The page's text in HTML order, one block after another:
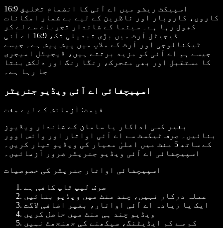
16:9 اسپیکٹ ریشو میں اے آئی کا انضمام تخلیق
کاروں، کاروبار اور ناظرین کے لیے بے شمار امکانات
کھول رہا ہے۔ سینما کے شاندار تجربات سے لے کر
ڈیجیٹل آرٹ میں بڑی تبدیلی تک، 16:9 اے آئی
ٹیکنالوجی اور آرٹ کے ملاپ میں پیش پیش ہے۔ جیسے
جیسے ہم اے آئی کو مزید برتتے ہیں، ڈیجیٹل امیجری
کا مستقبل اور بھی متحرک، رنگا رنگ اور دلکش بنتا
جا رہا ہے۔
اسپیچفائی اے آئی ویڈیو جنریٹر
قیمت: آزمائش کے لیے مفت
بغیر کسی اداکار یا سامان کے شاندار ویڈیوز
بنائیں۔ صرف ٹیکسٹ سے اے آئی اواتار اور وائس اوور
کے ساتھ 5 منٹ میں اعلیٰ معیار کی ویڈیو تیار کریں۔
اسپیچفائی اے آئی ویڈیو جنریٹر ضرور آزمائیں۔
اسپیچفائی اواتار جنریٹر کی خصوصیات
صرف لیپ ٹاپ کافی ہے
عملہ درکار نہیں، چند منٹ میں ویڈیو بنائیں
ایک یا زیادہ اے آئی اواتار، بغیر اضافی لاگت
ویڈیو چند ہی منٹ میں حاصل کریں
کم سے کم ایڈیٹنگ، سیکھنے کی جھنجھٹ نہیں